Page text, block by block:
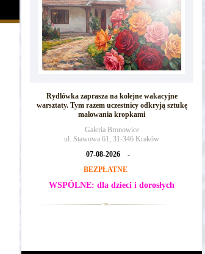
Rydlówka zaprasza na kolejne wakacyjne
warsztaty. Tym razem uczestnicy odkryją sztukę
malowania kropkami
Galeria Bronowice
ul. Stawowa 61, 31-346 Kraków
07-08-2026 -
BEZPŁATNE
WSPÓLNE: dla dzieci i dorosłych